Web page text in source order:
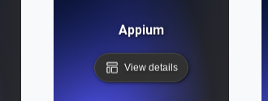
Appium
View details